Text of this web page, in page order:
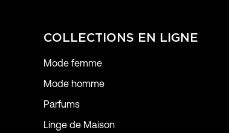
COLLECTIONS EN LIGNE
Mode femme
Mode homme
Parfums
Linge de Maison